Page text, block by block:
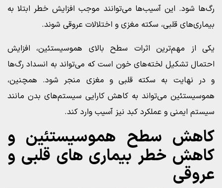
رگ‌ها شود. این آسیب‌ها می‌توانند موجب افزایش خطر ابتلا به
بیماری‌های قلبی، سکته مغزی و اختلالات عروقی شوند.
یکی از مهم‌ترین اثرات سطح بالای هموسیستئین، افزایش
احتمال تشکیل لخته‌های خون است که می‌تواند به انسداد رگ‌ها
و در نهایت به سکته قلبی و مغزی منجر شود. همچنین،
هموسیستئین می‌تواند به کاهش کارایی سیستم‌های بدن مانند
سیستم ایمنی و عملکرد کبد نیز آسیب وارد کند.
کاهش سطح هموسیستئین و
کاهش خطر بیماری‌ های قلبی و
عروقی